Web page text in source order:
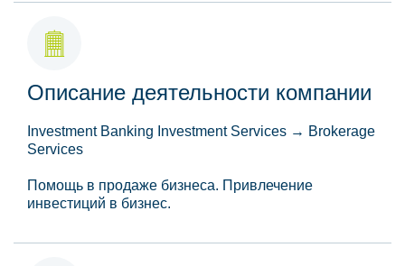
Описание деятельности компании
Investment Banking Investment Services → Brokerage
Services
Помощь в продаже бизнеса. Привлечение
инвестиций в бизнес.